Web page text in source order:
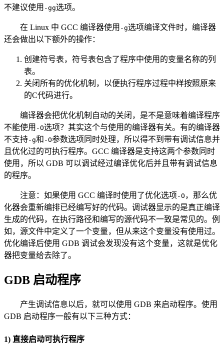
不建议使用 -gg选项。
在 Linux 中 GCC 编译器使用 -g选项编译文件时，编译器
还会做出以下额外的操作：
创建符号表，符号表包含了程序中使用的变量名称的列
表。
关闭所有的优化机制，以便执行程序过程中样按照原来
的C代码进行。
编译器会把优化机制自动的关闭，是不是意味着编译程序
不能使用 -O选项？其实这个与使用的编译器有关。有的编译器
不支持-g和 -O参数选项同时处理，所以得不到带有调试信息并
且优化过的可执行程序。GCC 编译器是支持这两个参数同时
使用，所以 GDB 可以调试经过编译优化后并且带有调试信息
的程序。
注意：如果使用 GCC 编译时使用了优化选项 -O ，那么优
化器会重新编排已经编写好的代码。调试器显示的是真正编译
生成的代码，在执行路径和编写的源代码不一致是常见的。例
如，源文件中定义了一个变量，但从来这个变量没有使用过。
优化编译后使用 GDB 调试会发现没有这个变量，这就是优化
器把变量给去除了。
GDB 启动程序
产生调试信息以后，就可以使用 GDB 来启动程序。使用
GDB 启动程序一般有以下三种方式：
1) 直接启动可执行程序